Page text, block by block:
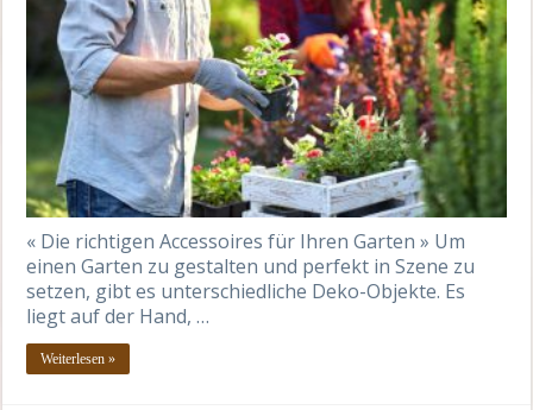
« Die richtigen Accessoires für Ihren Garten » Um
einen Garten zu gestalten und perfekt in Szene zu
setzen, gibt es unterschiedliche Deko-Objekte. Es
liegt auf der Hand, …
Weiterlesen »